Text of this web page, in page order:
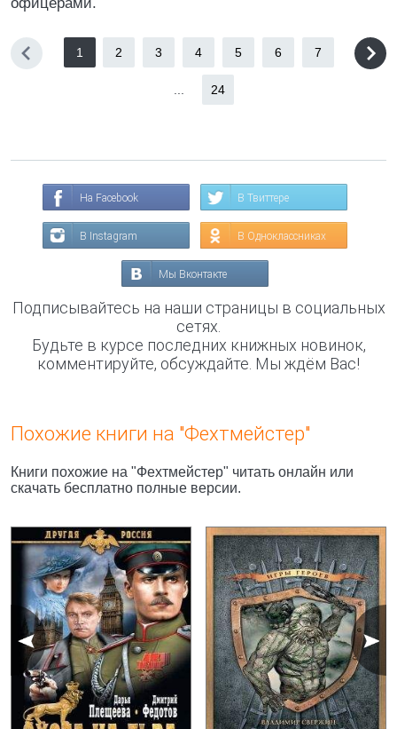
1 2 3 4 5 6 7
24
На Facebook В Твиттере
В Instagram В Одноклассниках
Мы Вконтакте
Подписывайтесь на наши страницы в социальных
сетях.
Будьте в курсе последних книжных новинок,
комментируйте, обсуждайте. Мы ждём Вас!
Похожие книги на "Фехтмейстер"
Книги похожие на "Фехтмейстер" читать онлайн или
скачать бесплатно полные версии.